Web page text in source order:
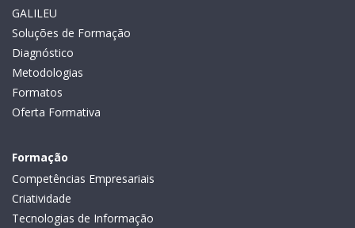
GALILEU
Soluções de Formação
Diagnóstico
Metodologias
Formatos
Oferta Formativa
Formação
Competências Empresariais
Criatividade
Tecnologias de Informação